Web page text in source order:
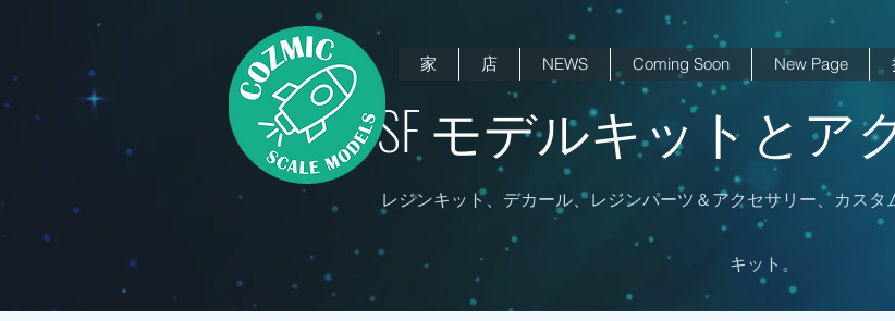
家 店 NEWS Coming Soon New Page
SF モデルキットとア
レジンキット、デカール、レジンパーツ＆アクセサリー、カスタ
キット。